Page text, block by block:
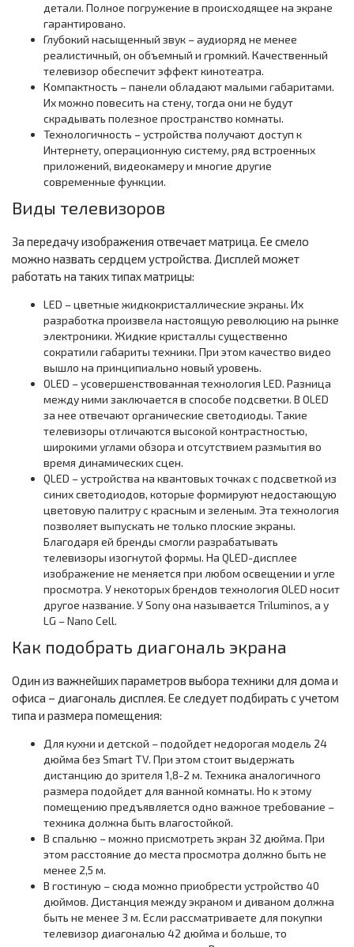
детали. Полное погружение в происходящее на экране
гарантировано.
Глубокий насыщенный звук – аудиоряд не менее
реалистичный, он объемный и громкий. Качественный
телевизор обеспечит эффект кинотеатра.
Компактность – панели обладают малыми габаритами.
Их можно повесить на стену, тогда они не будут
скрадывать полезное пространство комнаты.
Технологичность – устройства получают доступ к
Интернету, операционную систему, ряд встроенных
приложений, видеокамеру и многие другие
современные функции.
Виды телевизоров
За передачу изображения отвечает матрица. Ее смело
можно назвать сердцем устройства. Дисплей может
работать на таких типах матрицы:
LED – цветные жидкокристаллические экраны. Их
разработка произвела настоящую революцию на рынке
электроники. Жидкие кристаллы существенно
сократили габариты техники. При этом качество видео
вышло на принципиально новый уровень.
OLED – усовершенствованная технология LED. Разница
между ними заключается в способе подсветки. В OLED
за нее отвечают органические светодиоды. Такие
телевизоры отличаются высокой контрастностью,
широкими углами обзора и отсутствием размытия во
время динамических сцен.
QLED – устройства на квантовых точках с подсветкой из
синих светодиодов, которые формируют недостающую
цветовую палитру с красным и зеленым. Эта технология
позволяет выпускать не только плоские экраны.
Благодаря ей бренды смогли разрабатывать
телевизоры изогнутой формы. На QLED-дисплее
изображение не меняется при любом освещении и угле
просмотра. У некоторых брендов технология OLED носит
другое название. У Sony она называется Triluminos, а у
LG – Nano Cell.
Как подобрать диагональ экрана
Один из важнейших параметров выбора техники для дома и
офиса – диагональ дисплея. Ее следует подбирать с учетом
типа и размера помещения:
Для кухни и детской – подойдет недорогая модель 24
дюйма без Smart TV. При этом стоит выдержать
дистанцию до зрителя 1,8-2 м. Техника аналогичного
размера подойдет для ванной комнаты. Но к этому
помещению предъявляется одно важное требование –
техника должна быть влагостойкой.
В спальню – можно присмотреть экран 32 дюйма. При
этом расстояние до места просмотра должно быть не
менее 2,5 м.
В гостиную – сюда можно приобрести устройство 40
дюймов. Дистанция между экраном и диваном должна
быть не менее 3 м. Если рассматриваете для покупки
телевизор диагональю 42 дюйма и больше, то